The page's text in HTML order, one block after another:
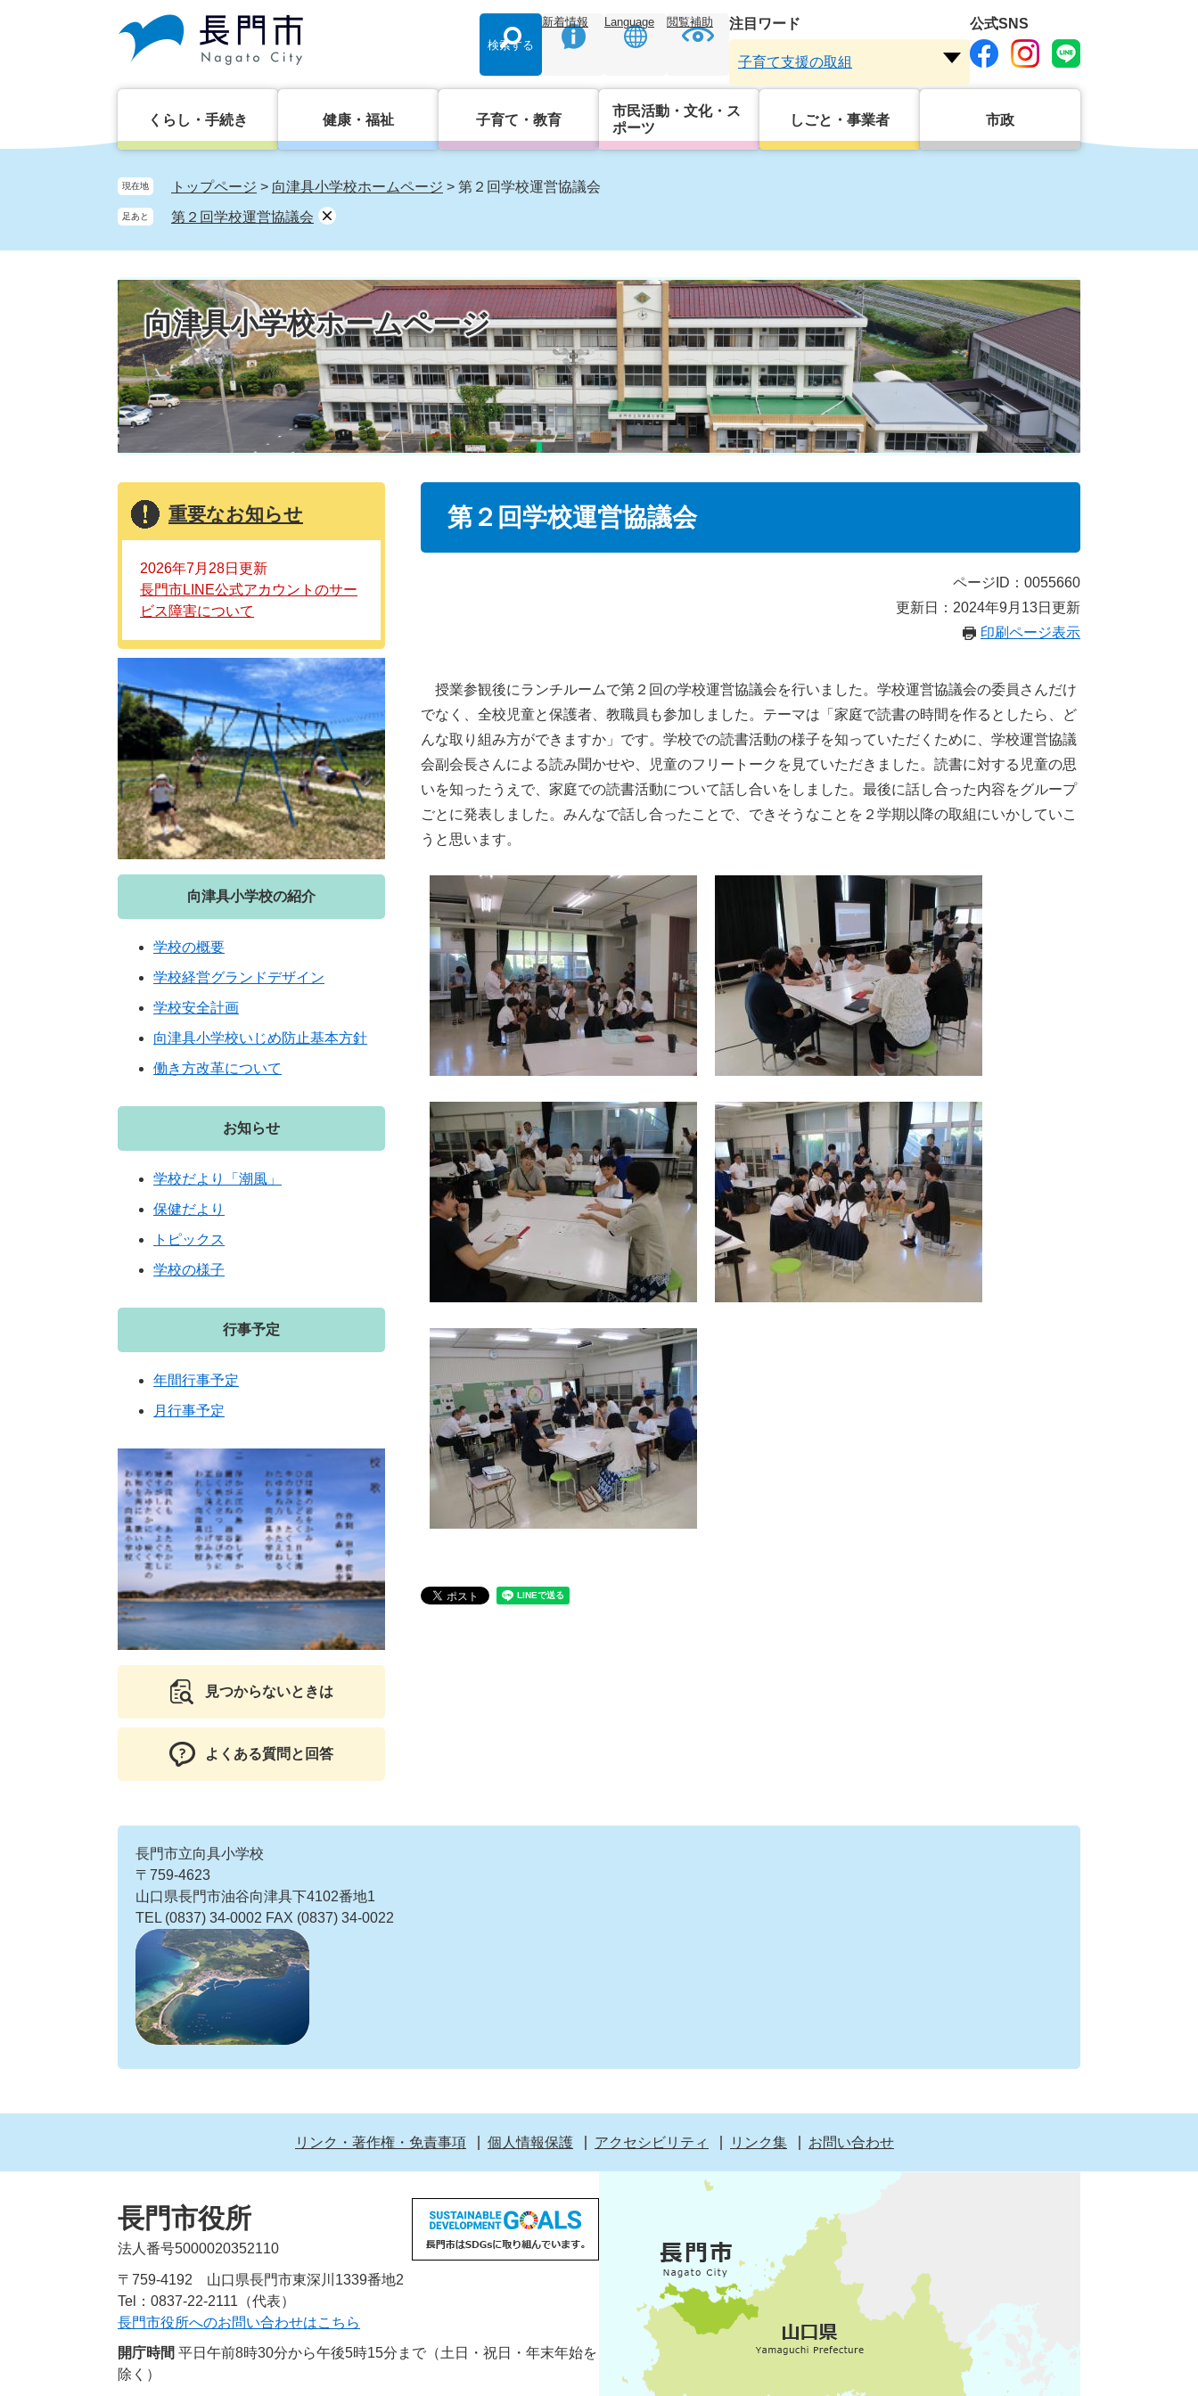
検索する
新着情報 Language 閲覧補助 注目ワード
ー
子育て支援の取組
公式SNS
くらし・手続き 健康・福祉 子育て・教育
市民活動・文化・ス
ポーツ
しごと・事業者 市政
現在地 トップページ > 向津具小学校ホームページ > 第２回学校運営協議会
足あと 第２回学校運営協議会
向津具小学校ホームページ
第２回学校運営協議会
ページID：0055660
更新日：2024年9月13日更新
印刷ページ表示
授業参観後にランチルームで第２回の学校運営協議会を行いました。学校運営協議会の委員さんだけ
でなく、全校児童と保護者、教職員も参加しました。テーマは「家庭で読書の時間を作るとしたら、ど
んな取り組み方ができますか」です。学校での読書活動の様子を知っていただくために、学校運営協議
会副会長さんによる読み聞かせや、児童のフリートークを見ていただきました。読書に対する児童の思
いを知ったうえで、家庭での読書活動について話し合いをしました。最後に話し合った内容をグループ
ごとに発表しました。みんなで話し合ったことで、できそうなことを２学期以降の取組にいかしていこ
うと思います。
重要なお知らせ
2026年7月28日更新
長門市LINE公式アカウントのサー
ビス障害について
向津具小学校の紹介
学校の概要
学校経営グランドデザイン
学校安全計画
向津具小学校いじめ防止基本方針
働き方改革について
お知らせ
学校だより「潮風」
保健だより
トピックス
学校の様子
行事予定
年間行事予定
月行事予定
見つからないときは
よくある質問と回答
長門市立向具小学校
〒759-4623
山口県長門市油谷向津具下4102番地1
TEL (0837) 34-0002 FAX (0837) 34-0022
リンク・著作権・免責事項 個人情報保護 アクセシビリティ リンク集 お問い合わせ
長門市役所
法人番号5000020352110
〒759-4192 山口県長門市東深川1339番地2
Tel：0837-22-2111（代表）
長門市役所へのお問い合わせはこちら
開庁時間 平日午前8時30分から午後5時15分まで（土日・祝日・年末年始を
除く）